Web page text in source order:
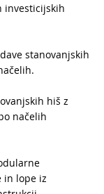
investicijskih
stanovanjskih
hiš z
načelih
in lope iz